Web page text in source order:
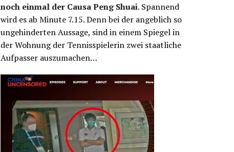
noch einmal der Causa Peng Shuai. Spannend
wird es ab Minute 7.15. Denn bei der angeblich so
ungehinderten Aussage, sind in einem Spiegel in
der Wohnung der Tennisspielerin zwei staatliche
Aufpasser auszumachen…